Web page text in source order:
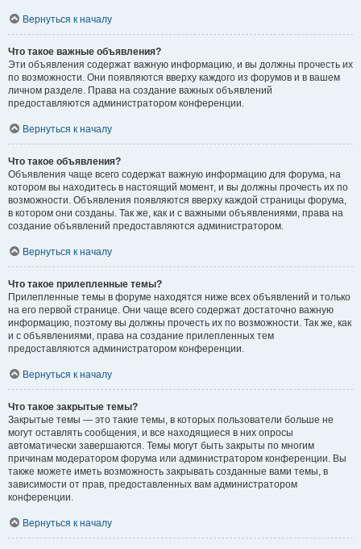
Вернуться к началу
Что такое важные объявления?
Эти объявления содержат важную информацию, и вы должны прочесть их
по возможности. Они появляются вверху каждого из форумов и в вашем
личном разделе. Права на создание важных объявлений
предоставляются администратором конференции.
Вернуться к началу
Что такое объявления?
Объявления чаще всего содержат важную информацию для форума, на
котором вы находитесь в настоящий момент, и вы должны прочесть их по
возможности. Объявления появляются вверху каждой страницы форума,
в котором они созданы. Так же, как и с важными объявлениями, права на
создание объявлений предоставляются администратором.
Вернуться к началу
Что такое прилепленные темы?
Прилепленные темы в форуме находятся ниже всех объявлений и только
на его первой странице. Они чаще всего содержат достаточно важную
информацию, поэтому вы должны прочесть их по возможности. Так же, как
и с объявлениями, права на создание прилепленных тем
предоставляются администратором конференции.
Вернуться к началу
Что такое закрытые темы?
Закрытые темы — это такие темы, в которых пользователи больше не
могут оставлять сообщения, и все находящиеся в них опросы
автоматически завершаются. Темы могут быть закрыты по многим
причинам модератором форума или администратором конференции. Вы
также можете иметь возможность закрывать созданные вами темы, в
зависимости от прав, предоставленных вам администратором
конференции.
Вернуться к началу